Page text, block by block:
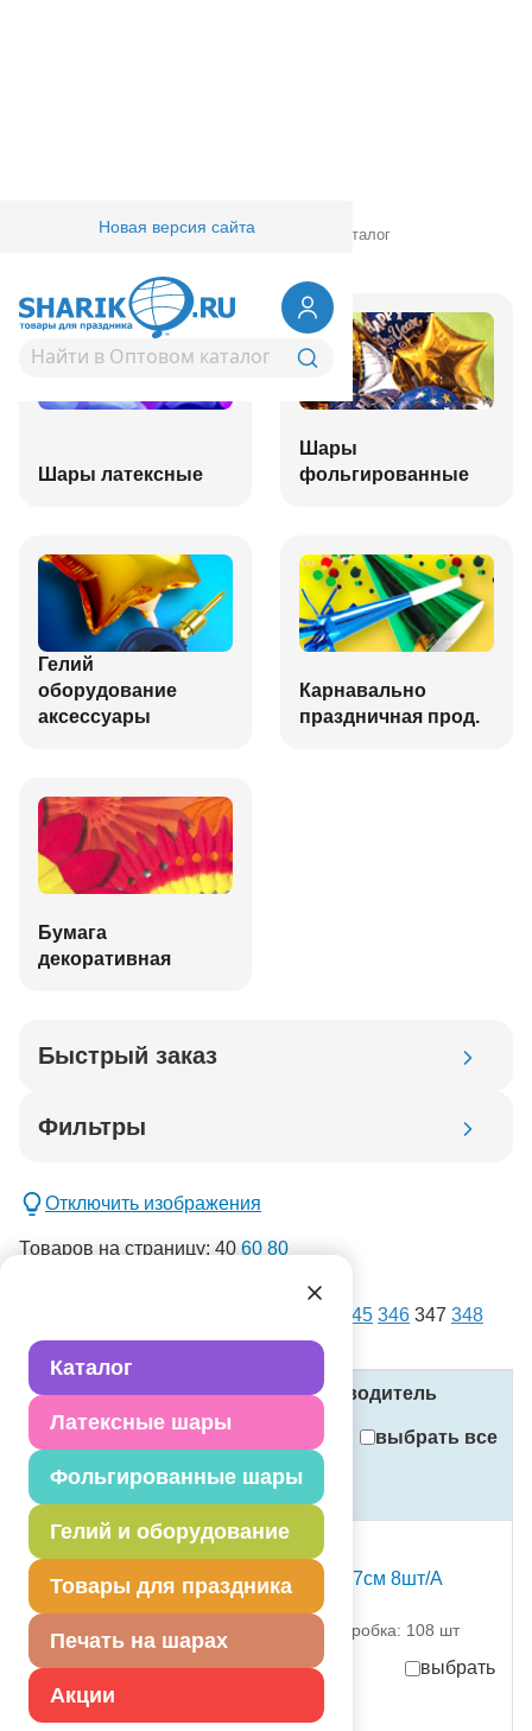
Каталог
Латексные шары
Фольгированные шары
Гелий и оборудование
Товары для праздника
Печать на шарах
Акции
Новая версия сайта
Товары для праздника/ Оптовый каталог
Шары латексные
Шары
фольгированные
Гелий
оборудование
аксессуары
Карнавально
праздничная прод.
Бумага
декоративная
Быстрый заказ
Фильтры
новинка
спецпредложение
Применить
Сбросить фильтры
Отключить изображения
Товаров на страницу: 40 60 80
345 346 347 348
349...360
Название Код Производитель
выбрать все
Стоимость
(в рублях, с учётом НДС)
С Т О К
Тарелка Battle Royal 17см 8шт/А
партия поставки: 1 шт коробка: 108 шт
выбрать
30,00руб.за шт -81%